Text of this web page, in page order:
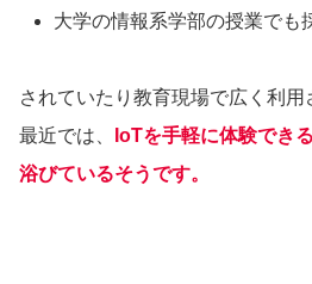
大学の情報系学部の授業でも
されていたり教育現場で広く利用
最近では、
IoTを手軽に体験でき
浴びているそうです。